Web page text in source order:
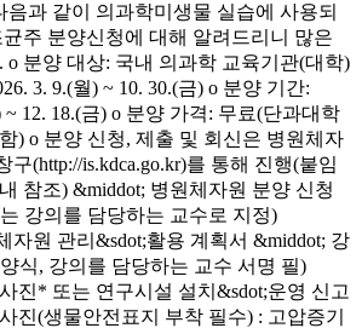
음과 같이 의과학미생물 실습에 사용되
주 분양신청에 대해 알려드리니 많은
o 분양 대상: 국내 의과학 교육기관(대학)
3. 9.(월) ~ 10. 30.(금) o 분양 기간:
~ 12. 18.(금) o 분양 가격: 무료(단과대학
) o 분양 신청, 제출 및 회신은 병원체자
구(http://is.kdca.go.kr)를 통해 진행(붙임
참조) &middot; 병원체자원 분양 신청
강의를 담당하는 교수로 지정)
자원 관리&sdot;활용 계획서 &middot; 강
식, 강의를 담당하는 교수 서명 필)
진* 또는 연구시설 설치&sdot;운영 신고
진(생물안전표지 부착 필수) : 고압증기